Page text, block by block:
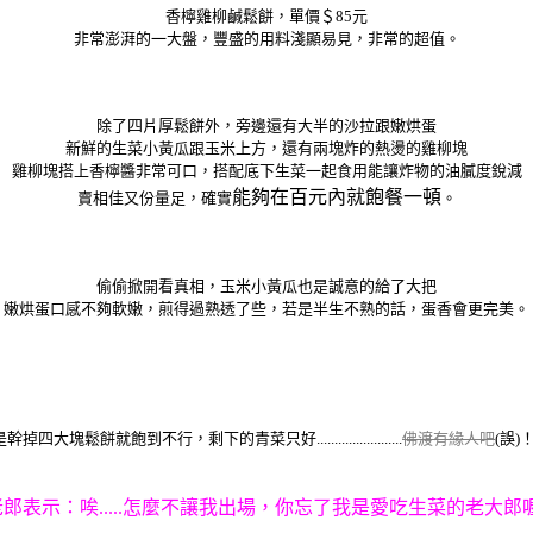
香檸雞柳鹹鬆餅，單價＄85元
非常澎湃的一大盤，豐盛的用料淺顯易見，非常的超值。
除了四片厚鬆餅外，旁邊還有大半的沙拉跟嫩烘蛋
新鮮的生菜小黃瓜跟玉米上方，還有兩塊炸的熱燙的雞柳塊
雞柳塊搭上香檸醬非常可口，搭配底下生菜一起食用能讓炸物的油膩度銳減
賣相佳又份量足，確實能夠在百元內就飽餐一頓 。
偷偷掀開看真相，玉米小黃瓜也是誠意的給了大把
嫩烘蛋口感不夠軟嫩，煎得過熟透了些，若是半生不熟的話，蛋香會更完美。
幹掉四大塊鬆餅就飽到不行，剩下的青菜只好........................ 佛渡有緣人吧(誤)
郎表示：唉.....怎麼不讓我出場，你忘了我是愛吃生菜的老大郎